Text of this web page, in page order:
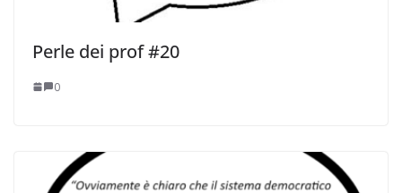
Perle dei prof #20
0